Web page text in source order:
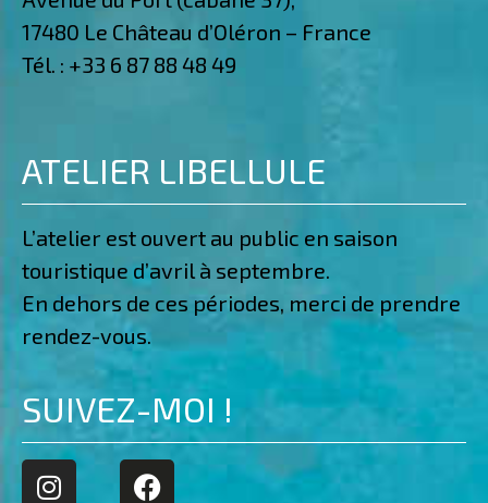
17480 Le Château d’Oléron – France
Tél. : +33 6 87 88 48 49
ATELIER LIBELLULE
L’atelier est ouvert au public en saison
touristique d’avril à septembre.
En dehors de ces périodes, merci de prendre
rendez-vous.
SUIVEZ-MOI !